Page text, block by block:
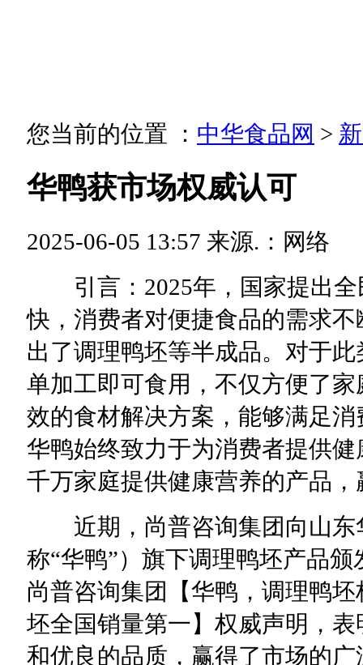
您当前的位置 ： 中华食品网 >
华鸭获市场权威认可
2025-06-05 13:57 来源.：网络
引言：2025年，国家提出全
快，消费者对便捷食品的需求
出了调理鸭坯等半成品。对于
单加工即可食用，不仅方便了
效的食材解决方案，能够满足
华鸭始终致力于为消费者提供
千万家庭提供健康营养的产品
近期，尚普咨询集团向山东
称“华鸭”）旗下调理鸭坯产品
尚普咨询集团【华鸭，调理鸭
坯全国销量第一】权威声明，
和优良的品质，赢得了市场的广